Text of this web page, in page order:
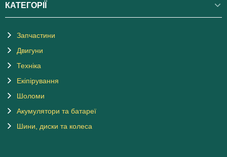
КАТЕГОРІЇ
Запчастини
Двигуни
Техніка
Екіпірування
Шоломи
Акумулятори та батареї
Шини, диски та колеса